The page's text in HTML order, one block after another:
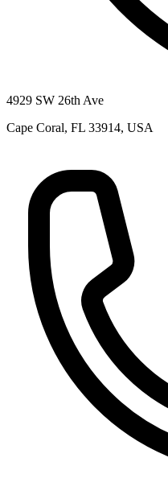
4929 SW 26th Ave
Cape Coral, FL 33914, USA